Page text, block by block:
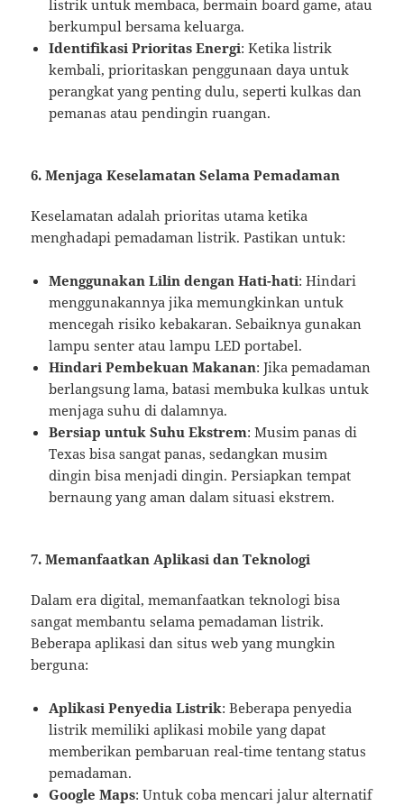
listrik untuk membaca, bermain board game, atau
berkumpul bersama keluarga.
Identifikasi Prioritas Energi: Ketika listrik
kembali, prioritaskan penggunaan daya untuk
perangkat yang penting dulu, seperti kulkas dan
pemanas atau pendingin ruangan.
6. Menjaga Keselamatan Selama Pemadaman
Keselamatan adalah prioritas utama ketika
menghadapi pemadaman listrik. Pastikan untuk:
Menggunakan Lilin dengan Hati-hati: Hindari
menggunakannya jika memungkinkan untuk
mencegah risiko kebakaran. Sebaiknya gunakan
lampu senter atau lampu LED portabel.
Hindari Pembekuan Makanan: Jika pemadaman
berlangsung lama, batasi membuka kulkas untuk
menjaga suhu di dalamnya.
Bersiap untuk Suhu Ekstrem: Musim panas di
Texas bisa sangat panas, sedangkan musim
dingin bisa menjadi dingin. Persiapkan tempat
bernaung yang aman dalam situasi ekstrem.
7. Memanfaatkan Aplikasi dan Teknologi
Dalam era digital, memanfaatkan teknologi bisa
sangat membantu selama pemadaman listrik.
Beberapa aplikasi dan situs web yang mungkin
berguna:
Aplikasi Penyedia Listrik: Beberapa penyedia
listrik memiliki aplikasi mobile yang dapat
memberikan pembaruan real-time tentang status
pemadaman.
Google Maps: Untuk coba mencari jalur alternatif